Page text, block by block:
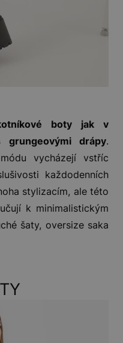
boty jak v
drápy.
vycházejí vstříc
každodenních
stylizacím, ale této
k minimalistickým
šaty, oversize saka